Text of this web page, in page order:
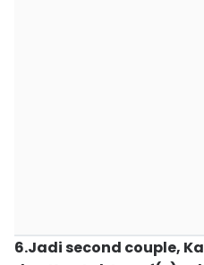
6.Jadi second couple,